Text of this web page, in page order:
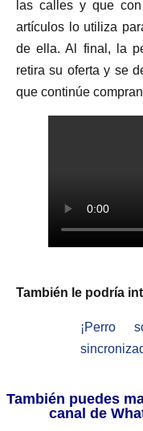
las calles y que
artículos lo utiliza
de ella. Al final, la
retira su oferta y se
que continúe
También le podría
¡Perro
También puedes
canal de